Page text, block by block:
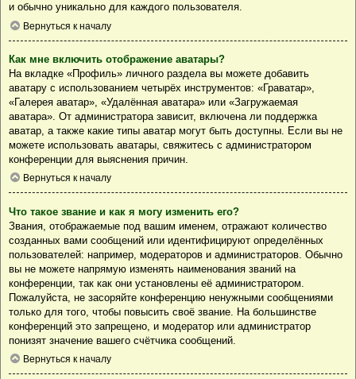
и обычно уникально для каждого пользователя.
Вернуться к началу
Как мне включить отображение аватары?
На вкладке «Профиль» личного раздела вы можете добавить
аватару с использованием четырёх инструментов: «Граватар»,
«Галерея аватар», «Удалённая аватара» или «Загружаемая
аватара». От администратора зависит, включена ли поддержка
аватар, а также какие типы аватар могут быть доступны. Если вы не
можете использовать аватары, свяжитесь с администратором
конференции для выяснения причин.
Вернуться к началу
Что такое звание и как я могу изменить его?
Звания, отображаемые под вашим именем, отражают количество
созданных вами сообщений или идентифицируют определённых
пользователей: например, модераторов и администраторов. Обычно
вы не можете напрямую изменять наименования званий на
конференции, так как они установлены её администратором.
Пожалуйста, не засоряйте конференцию ненужными сообщениями
только для того, чтобы повысить своё звание. На большинстве
конференций это запрещено, и модератор или администратор
понизят значение вашего счётчика сообщений.
Вернуться к началу